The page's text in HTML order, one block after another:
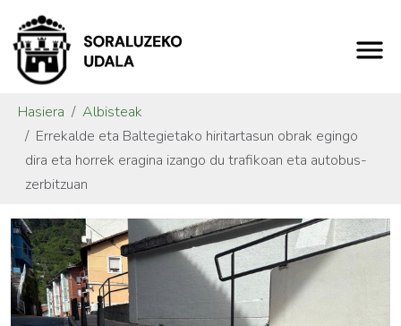
Hasiera
Albisteak
Errekalde eta Baltegietako hiritartasun obrak egingo
dira eta horrek eragina izango du trafikoan eta autobus-
zerbitzuan